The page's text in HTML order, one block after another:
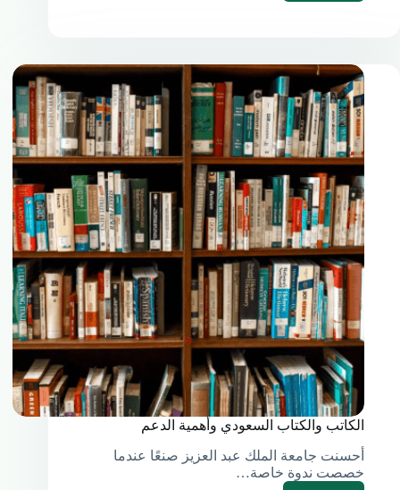
الكاتب والكتاب السعودي وأهمية الدعم
أحسنت جامعة الملك عبد العزيز صنعًا عندما
خصصت ندوة خاصة…